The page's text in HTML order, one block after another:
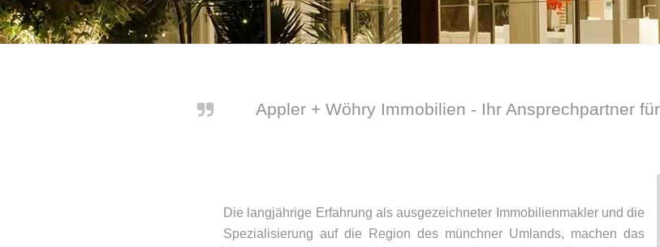
Appler + Wöhry Immobilien - Ihr Ansprechpartner
Die langjährige Erfahrung als ausgezeichneter Immobilienmakler und die
Spezialisierung auf die Region des münchner Umlands, machen das